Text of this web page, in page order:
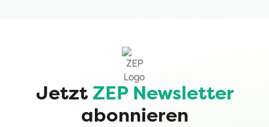
Jetzt ZEP Newsletter
abonnieren